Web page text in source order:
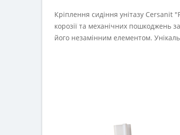
Кріплення сидіння унітазу Cersanit
корозії та механічних пошкоджень
його незамінним елементом.